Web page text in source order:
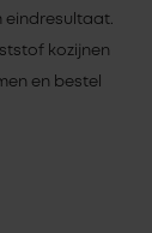
eindresultaat.
kozijnen
en bestel